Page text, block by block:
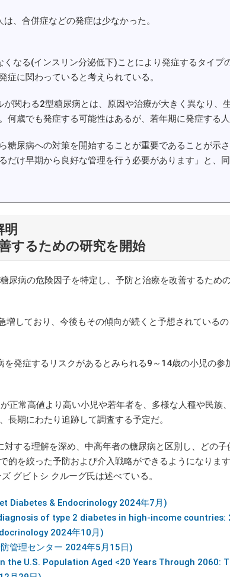
、合併症などの発症は少なかった。
なる(インスリン分泌低下)ことにより発症するタイプ
に関わっていると考えられている。
関わる2型糖尿病とは、原因や治療が大きく異なり、
歳でも発症する可能性はあるが、若年期に発症する人
尿病への対策を開始することが重要であることが示さ
だけ早期から良好な管理を行う必要があります」と、
明
するための研究を開始
病の危険因子を特定し、予防と治療を改善するため
しており、今後もその傾向が続くと予想されているの
発症するリスクがあるとみられる9～14歳の小児の参
常高値より高い小児や若年者を、多様な人種や民族
期にわたり追跡して調査する予定だ。
する理解を深め、中高年者の糖尿病と区別し、どの子
的を絞った予防および介入戦略ができるようになりま
グビトシ クルーグ氏は述べている。
Diabetes & Endocrinology 2024年7月)
of type 2 diabetes in high-income countries:
2024年10月)
管理センター 2024年5月15日)
U.S. Population Aged <20 Years Through 2060: